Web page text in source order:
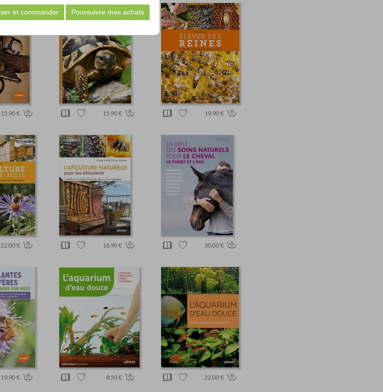
15.90 € 15.90 € 19.90 €
22.00 € 16.90 € 30.00 €
19.90 € 8.50 € 22.00 €